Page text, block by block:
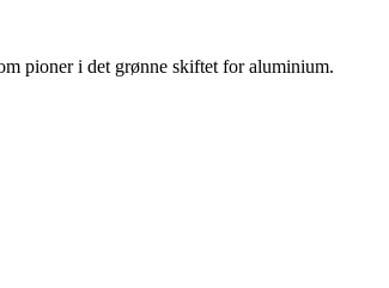
pioner i det grønne skiftet for aluminium.